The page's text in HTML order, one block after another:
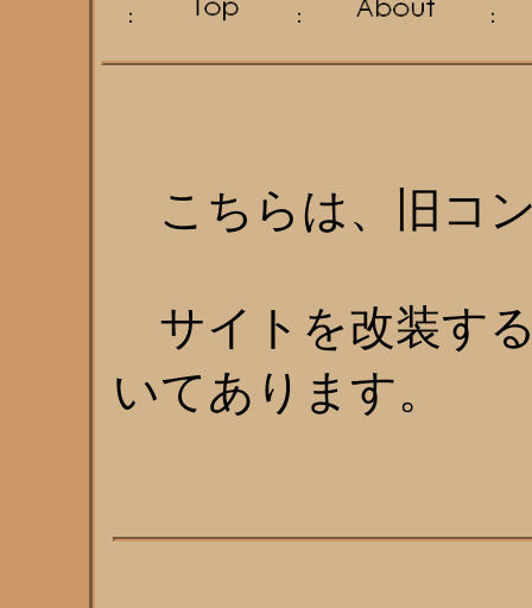
： ：
こちらは、旧コ
サイトを改装す
いてあります。